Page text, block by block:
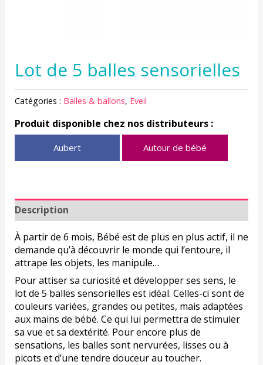
Lot de 5 balles sensorielles
Catégories : Balles & ballons, Eveil
Produit disponible chez nos distributeurs :
Aubert Autour de bébé
Description
À partir de 6 mois, Bébé est de plus en plus actif, il ne
demande qu’à découvrir le monde qui l’entoure, il
attrape les objets, les manipule…
Pour attiser sa curiosité et développer ses sens, le
lot de 5 balles sensorielles est idéal. Celles-ci sont de
couleurs variées, grandes ou petites, mais adaptées
aux mains de bébé. Ce qui lui permettra de stimuler
sa vue et sa dextérité. Pour encore plus de
sensations, les balles sont nervurées, lisses ou à
picots et d’une tendre douceur au toucher.